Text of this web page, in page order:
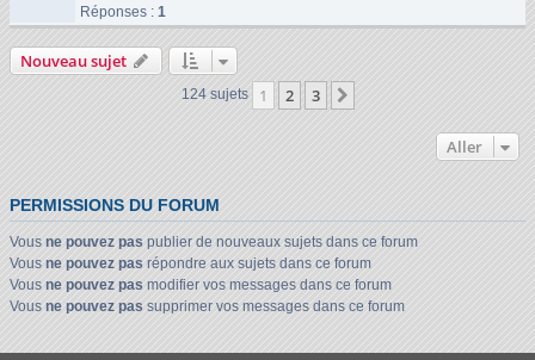
Réponses : 1
Nouveau sujet
124 sujets 1 2 3
Aller
PERMISSIONS DU FORUM
Vous ne pouvez pas publier de nouveaux sujets dans ce forum
Vous ne pouvez pas répondre aux sujets dans ce forum
Vous ne pouvez pas modifier vos messages dans ce forum
Vous ne pouvez pas supprimer vos messages dans ce forum